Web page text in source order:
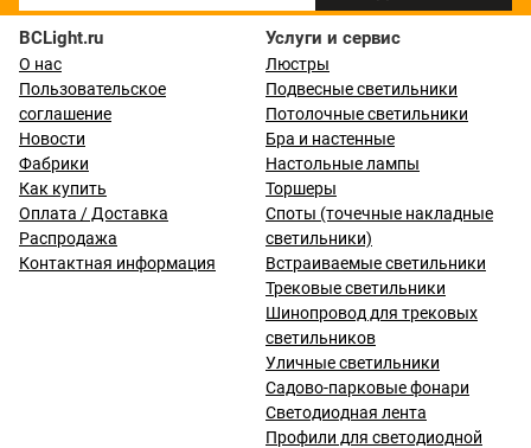
BCLight.ru
О нас
Пользовательское
соглашение
Новости
Фабрики
Как купить
Оплата / Доставка
Распродажа
Контактная информация
Услуги и сервис
Люстры
Подвесные светильники
Потолочные светильники
Бра и настенные
Настольные лампы
Торшеры
Споты (точечные накладные
светильники)
Встраиваемые светильники
Трековые светильники
Шинопровод для трековых
светильников
Уличные светильники
Садово-парковые фонари
Светодиодная лента
Профили для светодиодной